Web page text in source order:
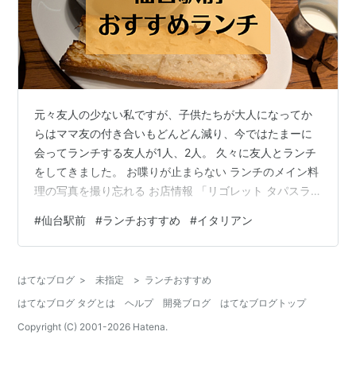
元々友人の少ない私ですが、子供たちが大人になってか
らはママ友の付き合いもどんどん減り、今ではたまーに
会ってランチする友人が1人、2人。 久々に友人とランチ
をしてきました。 お喋りが止まらない ランチのメイン料
理の写真を撮り忘れる お店情報 「リゴレット タパスラ
会うので、近況報告から始まり旅行に行った話や高齢の
両親の話や愚痴など、話すことが多すぎてお喋りが止ま
共感しすぎて話を聞いて喋って気持ちが楽になりまし
た。 会って人と話すのって大事だなと改めて実感。 ラン
チのメイン料理の写真を撮り忘…
#仙台駅前 #ランチおすすめ #イタリアン
はてなブログ > 未指定 > ランチおすすめ
はてなブログ タグとは
ヘルプ 開発ブログ
はてなブログトップ
Copyright (C) 2001-2026 Hatena.